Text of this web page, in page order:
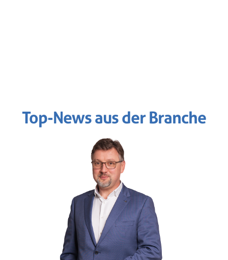
Top-News aus der Branche